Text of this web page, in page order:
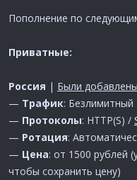
Пополнение по
Приватные:
Россия | Были
— Трафик: Безлимитный
— Протоколы: HTTP(S) /
— Ротация:
— Цена: от 1500 рублей
чтобы сохранить цену)